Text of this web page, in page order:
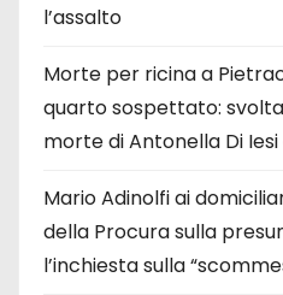
l’assalto
Morte per ricina a
quarto sospettato:
morte di Antonella Di Iesi
Mario Adinolfi ai
della Procura sulla
l’inchiesta sulla